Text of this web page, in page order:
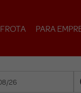
FROTA PARA